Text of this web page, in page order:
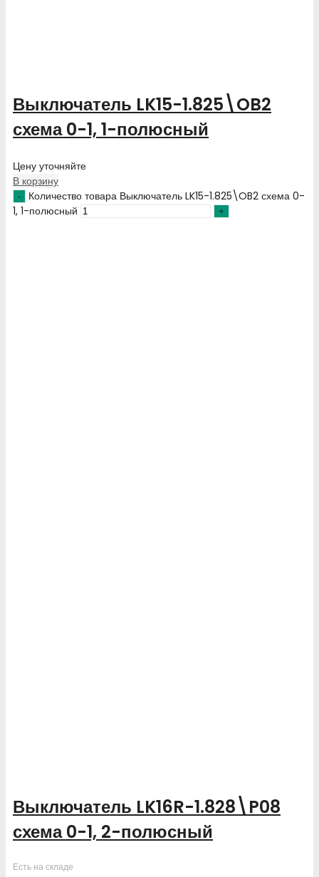
Выключатель LK15-1.825\OB2
схема 0-1, 1-полюсный
Цену уточняйте
В корзину
Количество товара Выключатель LK15-1.825\OB2 схема 0-
1, 1-полюсный
Выключатель LK16R-1.828\P08
схема 0-1, 2-полюсный
Есть на складе